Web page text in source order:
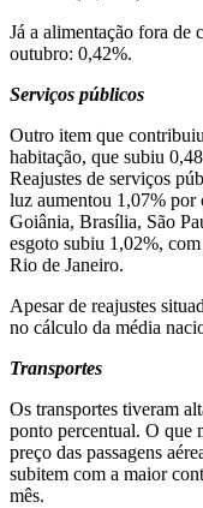
Já a alimentação fora de
outubro: 0,42%.
Serviços públicos
Outro item que
habitação, que subiu
Reajustes de serviços
luz aumentou 1,07% por
Goiânia, Brasília, São
esgoto subiu 1,02%,
Rio de Janeiro.
Apesar de reajustes
no cálculo da média
Transportes
Os transportes tiveram
ponto percentual. O que
preço das passagens
subitem com a maior
mês.